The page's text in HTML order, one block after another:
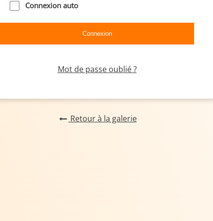
Connexion auto
Mot de passe oublié ?
Retour à la galerie